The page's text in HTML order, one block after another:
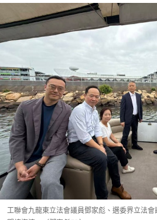
工聯會九龍東立法會議員鄧家彪、選委界立法